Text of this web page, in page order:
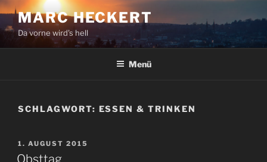
Zum
Inhalt
springen
MARC HECKERT
Da vorne wird's hell
Menü
SCHLAGWORT: ESSEN & TRINKEN
VERÖFFENTLICHT
AM
1. AUGUST 2015
Obsttag